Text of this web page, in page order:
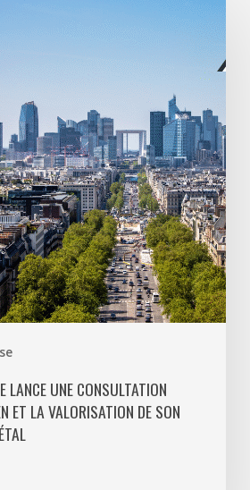
LANCE UNE CONSULTATION
ET LA VALORISATION DE SON